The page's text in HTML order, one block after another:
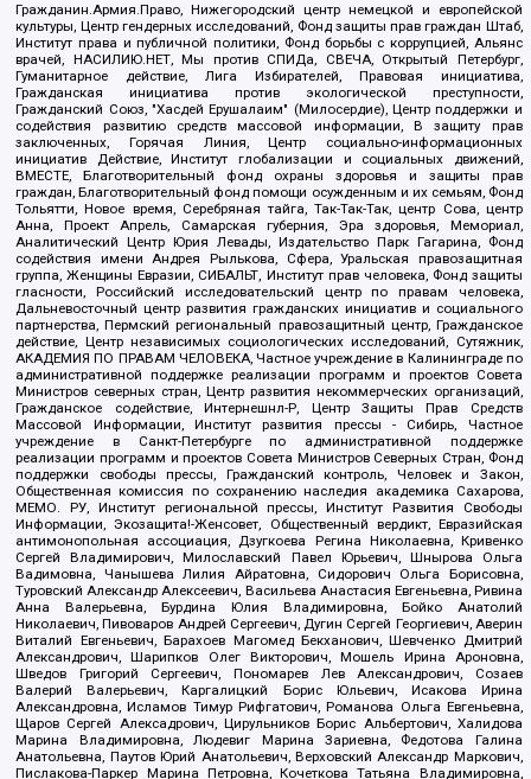
Гражданин.Армия.Право, Нижегородский центр немецкой и европейской
культуры, Центр гендерных исследований, Фонд защиты прав граждан Штаб,
Институт права и публичной политики, Фонд борьбы с коррупцией, Альянс
врачей, НАСИЛИЮ.НЕТ, Мы против СПИДа, СВЕЧА, Открытый Петербург,
Гуманитарное действие, Лига Избирателей, Правовая инициатива,
Гражданская инициатива против экологической преступности,
Гражданский Союз, "Хасдей Ерушалаим" (Милосердие), Центр поддержки и
содействия развитию средств массовой информации, В защиту прав
заключенных, Горячая Линия, Центр социально-информационных
инициатив Действие, Институт глобализации и социальных движений,
ВМЕСТЕ, Благотворительный фонд охраны здоровья и защиты прав
граждан, Благотворительный фонд помощи осужденным и их семьям, Фонд
Тольятти, Новое время, Серебряная тайга, Так-Так-Так, центр Сова, центр
Анна, Проект Апрель, Самарская губерния, Эра здоровья, Мемориал,
Аналитический Центр Юрия Левады, Издательство Парк Гагарина, Фонд
содействия имени Андрея Рылькова, Сфера, Уральская правозащитная
группа, Женщины Евразии, СИБАЛЬТ, Институт прав человека, Фонд защиты
гласности, Российский исследовательский центр по правам человека,
Дальневосточный центр развития гражданских инициатив и социального
партнерства, Пермский региональный правозащитный центр, Гражданское
действие, Центр независимых социологических исследований, Сутяжник,
АКАДЕМИЯ ПО ПРАВАМ ЧЕЛОВЕКА, Частное учреждение в Калининграде по
административной поддержке реализации программ и проектов Совета
Министров северных стран, Центр развития некоммерческих организаций,
Гражданское содействие, Интернешнл-Р, Центр Защиты Прав Средств
Массовой Информации, Институт развития прессы - Сибирь, Частное
учреждение в Санкт-Петербурге по административной поддержке
реализации программ и проектов Совета Министров Северных Стран, Фонд
поддержки свободы прессы, Гражданский контроль, Человек и Закон,
Общественная комиссия по сохранению наследия академика Сахарова,
МЕМО. РУ, Институт региональной прессы, Институт Развития Свободы
Информации, Экозащита!-Женсовет, Общественный вердикт, Евразийская
антимонопольная ассоциация, Дзугкоева Регина Николаевна, Кривенко
Сергей Владимирович, Милославский Павел Юрьевич, Шнырова Ольга
Вадимовна, Чанышева Лилия Айратовна, Сидорович Ольга Борисовна,
Туровский Александр Алексеевич, Васильева Анастасия Евгеньевна, Ривина
Анна Валерьевна, Бурдина Юлия Владимировна, Бойко Анатолий
Николаевич, Пивоваров Андрей Сергеевич, Дугин Сергей Георгиевич, Аверин
Виталий Евгеньевич, Барахоев Магомед Бекханович, Шевченко Дмитрий
Александрович, Шарипков Олег Викторович, Мошель Ирина Ароновна,
Шведов Григорий Сергеевич, Пономарев Лев Александрович, Созаев
Валерий Валерьевич, Каргалицкий Борис Юльевич, Исакова Ирина
Александровна, Исламов Тимур Рифгатович, Романова Ольга Евгеньевна,
Щаров Сергей Алексадрович, Цирульников Борис Альбертович, Халидова
Марина Владимировна, Людевиг Марина Зариевна, Федотова Галина
Анатольевна, Паутов Юрий Анатольевич, Верховский Александр Маркович,
Пислакова-Паркер Марина Петровна, Кочеткова Татьяна Владимировна,